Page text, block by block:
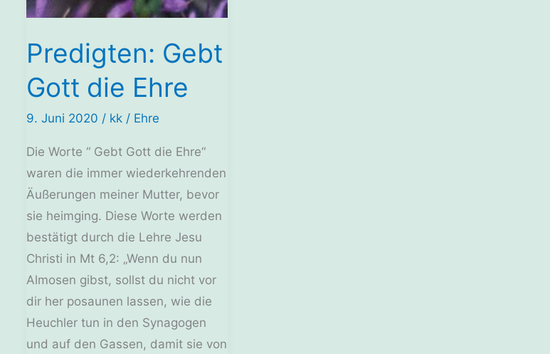
Predigten: Gebt
Gott die Ehre
9. Juni 2020 / kk / Ehre
Die Worte “ Gebt Gott die Ehre“
waren die immer wiederkehrenden
Äußerungen meiner Mutter, bevor
sie heimging. Diese Worte werden
bestätigt durch die Lehre Jesu
Christi in Mt 6,2: „Wenn du nun
Almosen gibst, sollst du nicht vor
dir her posaunen lassen, wie die
Heuchler tun in den Synagogen
und auf den Gassen, damit sie von